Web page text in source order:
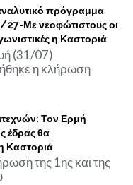
πρόγραμμα
27-Με νεοφώτιστους οι
η Καστοριά
(31/07)
η κλήρωση
Τον Ερμή
έδρας θα
Καστοριά
της 1ης και της